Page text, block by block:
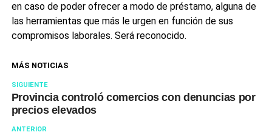
en caso de poder ofrecer a modo de préstamo, alguna de
las herramientas que más le urgen en función de sus
compromisos laborales. Será reconocido.
MÁS NOTICIAS
SIGUIENTE
Provincia controló comercios con denuncias por
precios elevados
ANTERIOR